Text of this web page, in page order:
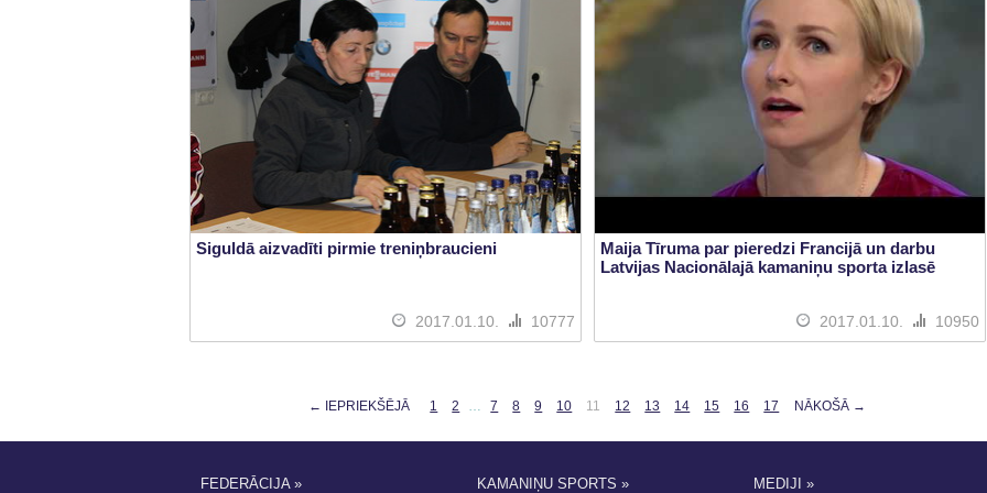
Siguldā aizvadīti pirmie treniņbraucieni
2017.01.10. 10777
Maija Tīruma par pieredzi Francijā un darbu
Latvijas Nacionālajā kamaniņu sporta izlasē
2017.01.10. 10950
← IEPRIEKŠĒJĀ 1 2 … 7 8 9 10 11 12 13 14 15 16 17 NĀKOŠĀ →
FEDERĀCIJA » KAMANIŅU SPORTS » MEDIJI »